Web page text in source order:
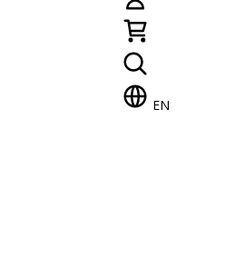
EN